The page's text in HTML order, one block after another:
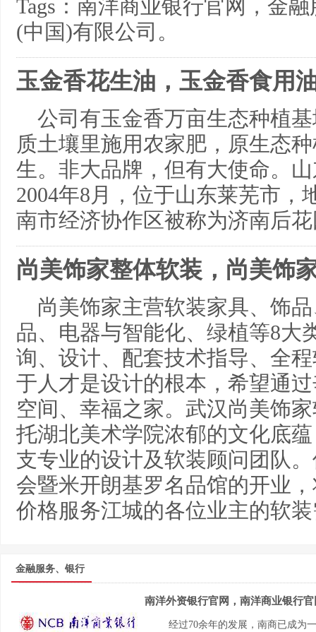
Tags：南洋商业银行官网，金
(中国)有限公司。
玉金香花生油，玉金香食用
公司有玉金香万亩生态种植
质土壤里施用农家肥，原生态
生。非大品牌，但有大使命。
2004年8月，位于山东莱芜市，
南市经济协作区被称为济南后
尚美饰家整体软装，尚美饰
尚美饰家主营软装家具、饰
品、电器与智能化、绿植等8大
询、设计、配套技术指导、全
于人才是设计的根本，希望通
空间、幸福之家。武汉尚美饰
托湖北美术学院浓郁的文化底
支专业的设计及软装顾问团队
会暨米开朗基罗名品馆的开业
价格服务江城的各位业主的软
金融服务、银行
南洋外资银行官网，南洋商业银行
经过70余年的发展，南商已成为